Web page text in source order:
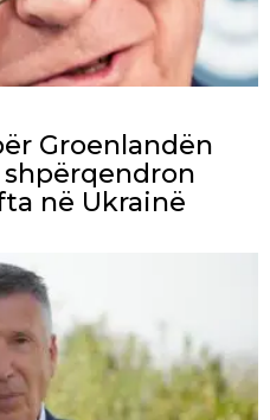
Groenlandën
shpërqendron
në Ukrainë